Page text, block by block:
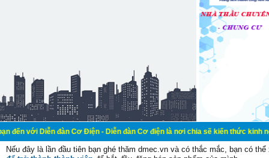
đàn Cơ Điện - Diễn đàn Cơ điện là nơi chia sẽ kiến thức kinh nghiệm
Nếu đây là lần đầu tiên bạn ghé thăm dmec.vn và có thắc mắc, bạn có